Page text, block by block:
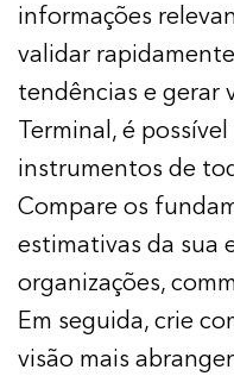
informações
validar
tendências e gerar
Terminal, é
instrumentos de
Compare os
estimativas da sua
organizações,
Em seguida, crie
visão mais